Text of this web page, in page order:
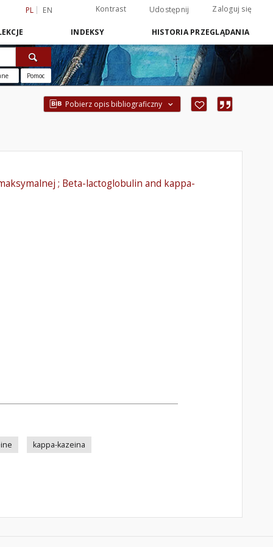
PL EN Kontrast Udostępnij Zaloguj się
INDEKSY HISTORIA PRZEGLĄDANIA
Pomoc
Pobierz opis bibliograficzny
; Beta-lactoglobulin and kappa-
kappa-kazeina